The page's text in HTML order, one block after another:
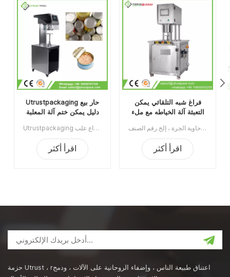
Utrustpackaging حار بيع
دليل يمكن ختم آلة المعلبة
Utrustpackaging دليل البيع الساخن للعلبة ، آلة ختم الطعام المعلب ، مناسبة لإغلاق جميع أنواع علب PET / علب الورق المركبة ، علب الصفيح أو غيرها من الحاويات المستديرة. كفاءة عالية عن طريق النقل الميكانيكي ، الهياكل البسيطة والملائمة للصيانة ، وخفيفة الوزن وسهلة التشغيل.الحد الأدنى للطلب:1قسط:تي / تميناء الشحن:قوانغتشوالمنطقة الأصلية:الصينمهلة:3-5 أيام بعد تلقي الودائع
اقرأ أكثر
فراغ شبه التلقائي يمكن
التعبئة آلة الخياطه مع ملء
آلة تغليف العلب ذات الفراغ شبه الأوتوماتيكية مع النيتروجين الملئ يستخدم على نطاق واسع في صناعة الأغذية ، الكيماويات ، الأدوية ، الشرب ، ينطبق على علب البلاستيك / القصدير / الألومنيوم ، الزجاجة ، حاوية الجرة ، إلخ.رقم الصنف:UT1BFG6الحد الأدنى للطلب:1قسط:TTميناء الشحن:قوانغتشوالمنطقة الأصلية:قوانغتشو، الصينمهلة:15 يوما بعد تلقي الودائع
اقرأ أكثر
حزمة Utrust ، rاعتناق طبيعة الناس ، وإضفاء الروحانية على الآلات ، ودمج